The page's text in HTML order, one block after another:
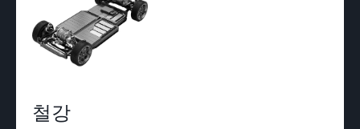
철강